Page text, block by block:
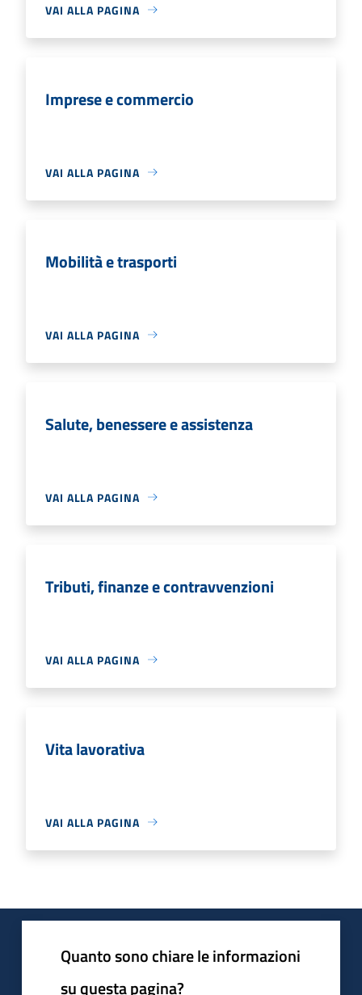
VAI ALLA PAGINA
Imprese e commercio
VAI ALLA PAGINA
Mobilità e trasporti
VAI ALLA PAGINA
Salute, benessere e assistenza
VAI ALLA PAGINA
Tributi, finanze e contravvenzioni
VAI ALLA PAGINA
Vita lavorativa
VAI ALLA PAGINA
Quanto sono chiare le informazioni
su questa pagina?